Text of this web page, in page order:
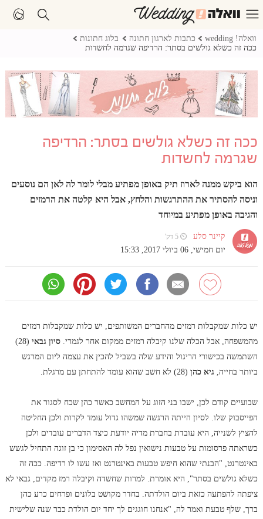
וואלה! wedding כתבות לארגון חתונה
בלוג חתונות
ככה זה כשלא גולשים בסתר: הרדיפה שגרמה לחשדות
ככה זה כשלא גולשים בסתר: הרדיפה
שגרמה לחשדות
הוא ביקש ממנה לארוז תיק באופן מפתיע מבלי לומר לה לאן הם נוסעים
וניסה להסתיר את ההתרגשות והלחץ, אבל היא קלטה את הרמזים
והגיבה באופן מפתיע במיוחד
קיינר סלע ⏲ 5 דק'
יום חמישי, 06 ביולי 2017, 15:33
יש כלות שמקבלות רמזים מהחברים המשותפים, יש כלות שמקבלות רמזים
מהמשפחה, אבל הכלה שלנו קיבלה רמזים ממקום אחר לגמרי. סיון גבאי
(28)
השתמשה בכישורי הריגול והידע שלה בשביל להכין את עצמה ליום המרגש
ביותר בחייה, גיא כהן(28) לא חשב שהוא עומד להתחתן עם מרגלת.
שבועיים קודם לכן, ישבו בני הזוג על המחשב כאשר כהן שכח לסגור את
הפייסבוק שלו. לסיון הייתה הרגשה שמשהו גדול עומד לקרות ולכן החליטה
להציץ לשנייה, היא עובדת בחברת מדיה יודעת כיצד הדברים עובדים ולכן
כשראתה פרסומות על טבעות נישואין נפל לה האסימון כי בן זוגה התחיל לגשש
באינטרנט, "הבנתי שהוא חיפש טבעות באינטרנט ואז עשו לו רדיפה. ככה זה
כשלא גולשים בסתר", היא אומרת. למרות שחשדה וקיבלה רמז מקדים, גבאי לא
ציפתה להפתעה כזאת ביום הולדתה. בחדר מקושט בלונים ופרחים כרע כהן
ברך, שלף טבעת ואמר לה, "אנחנו חוגגים לך יחד יום הולדת כבר שנה שלישית